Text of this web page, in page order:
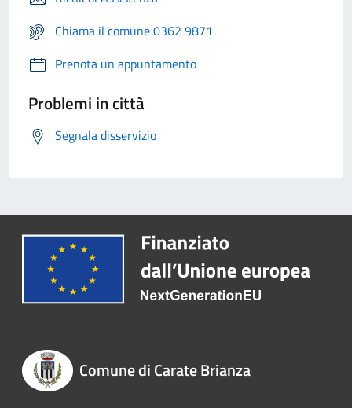
Chiama il comune 0362 9871
Prenota un appuntamento
Problemi in città
Segnala disservizio
Comune di Carate Brianza